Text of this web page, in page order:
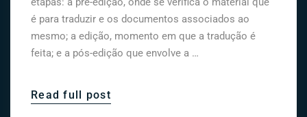
é para traduzir e os documentos associados ao
mesmo; a edição, momento em que a tradução é
feita; e a pós-edição que envolve a …
Read full post